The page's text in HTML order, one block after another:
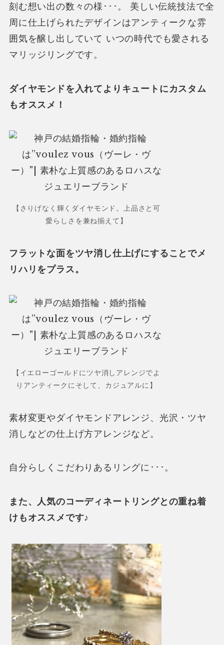
刻む想い出の数々の様･･･。 美しい伝統技法で全
周に仕上げられたデザインはアンティークな雰
囲気を醸し出していて いつの時代でも愛される
マリッジリングです。
ダイヤモンドを入れてよりキュートにカスタム
もオススメ！
【さりげなく輝くダイヤモンド。上品さと可
愛らしさを兼ね揃えて】
フラットな面をツヤ消し仕上げにすることでメ
リハリをプラス。
【イエローゴールドにツヤ消しアレンジでよ
りアンティークにそして、カジュアルに】
素材変更やダイヤモンドアレンジ、光沢・ツヤ
消しなどの仕上げ方アレンジなど。
自分らしくこだわりあるリングに･･･。
また、人気のコーディネートリングとの重ね着
けもオススメです♪